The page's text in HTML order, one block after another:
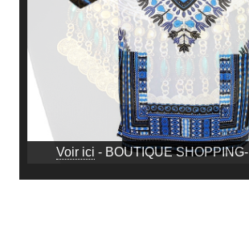
Voir ici - BOUTIQUE SHOPPING-